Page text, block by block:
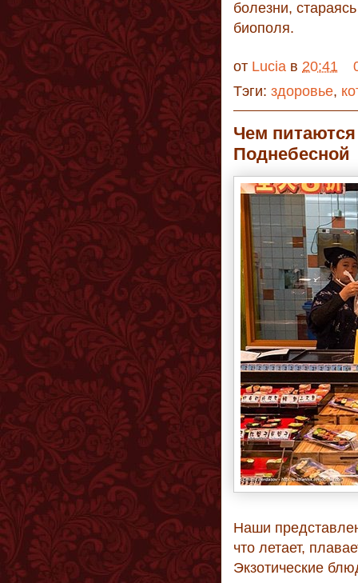
болезни,
биополя.
от Lucia в 20:41
Тэги: здоровье,
Чем
Поднебесной
Наши
что летает,
Экзотические